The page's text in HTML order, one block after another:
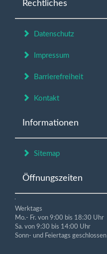
Rechtliches
Datenschutz
Impressum
Barrierefreiheit
Kontakt
Informationen
Sitemap
Öffnungszeiten
Werktags
Mo.- Fr. von 9:00 bis 18:30 Uhr
Sa. von 9:30 bis 14:00 Uhr
Sonn- und Feiertags geschlossen